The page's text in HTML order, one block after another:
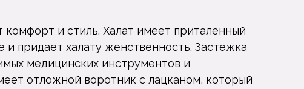
и стиль. Халат имеет приталенный
придает халату женственность. Застежка
медицинских инструментов и
отложной воротник с лацканом, который